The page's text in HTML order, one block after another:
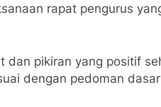
rapat pengurus
dan pikiran yang positif
dengan pedoman